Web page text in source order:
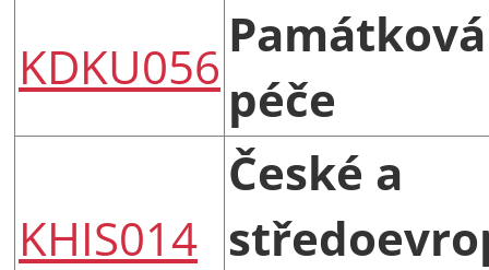
KDKU056
Památková
péče
KHIS014
České a